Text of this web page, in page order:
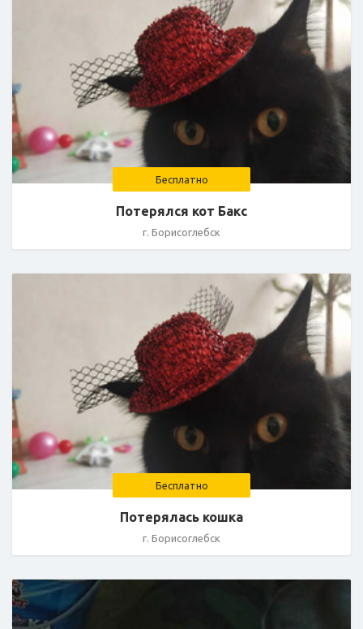
Бесплатно
Потерялся кот Бакс
г. Борисоглебск
Бесплатно
Потерялась кошка
г. Борисоглебск